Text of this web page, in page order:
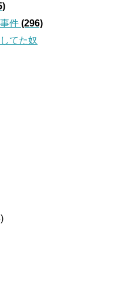
件 (296)
てた奴